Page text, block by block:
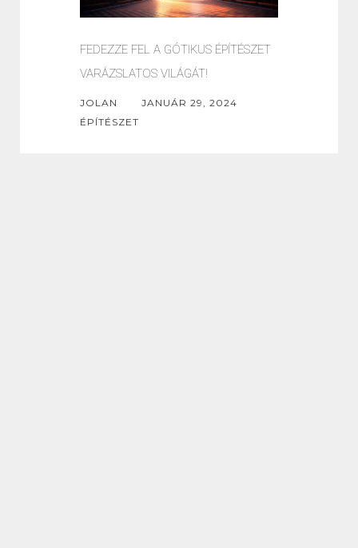
FEDEZZE FEL A GÓTIKUS ÉPÍTÉSZET
VARÁZSLATOS VILÁGÁT!
JOLAN
JANUÁR 29, 2024
ÉPÍTÉSZET